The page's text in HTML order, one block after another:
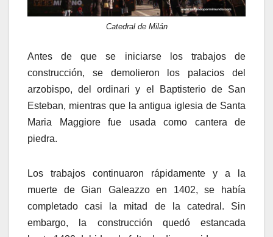
Catedral de Milán
Antes de que se iniciarse los trabajos de
construcción, se demolieron los palacios del
arzobispo, del ordinari y el Baptisterio de San
Esteban, mientras que la antigua iglesia de Santa
Maria Maggiore fue usada como cantera de
piedra.
Los trabajos continuaron rápidamente y a la
muerte de Gian Galeazzo en 1402, se había
completado casi la mitad de la catedral. Sin
embargo, la construcción quedó estancada